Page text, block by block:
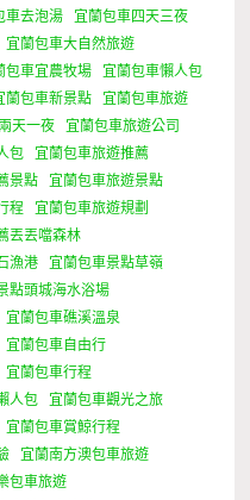
車去泡湯
宜蘭包車四天三夜
宜蘭包車大自然旅遊
包車宜農牧場
宜蘭包車懶人包
蘭包車新景點
宜蘭包車旅遊
天一夜
宜蘭包車旅遊公司
包
宜蘭包車旅遊推薦
景點
宜蘭包車旅遊景點
程
宜蘭包車旅遊規劃
丟丟噹森林
漁港
宜蘭包車景點草嶺
點頭城海水浴場
宜蘭包車礁溪溫泉
宜蘭包車自由行
宜蘭包車行程
人包
宜蘭包車觀光之旅
宜蘭包車賞鯨行程
宜蘭南方澳包車旅遊
包車旅遊